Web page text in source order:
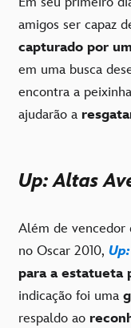
amigos ser capaz
capturado por
em uma busca
encontra a peixinha
ajudarão a
Up: Altas
Além de vencedor
no Oscar 2010,
para a estatueta
indicação foi uma
respaldo ao